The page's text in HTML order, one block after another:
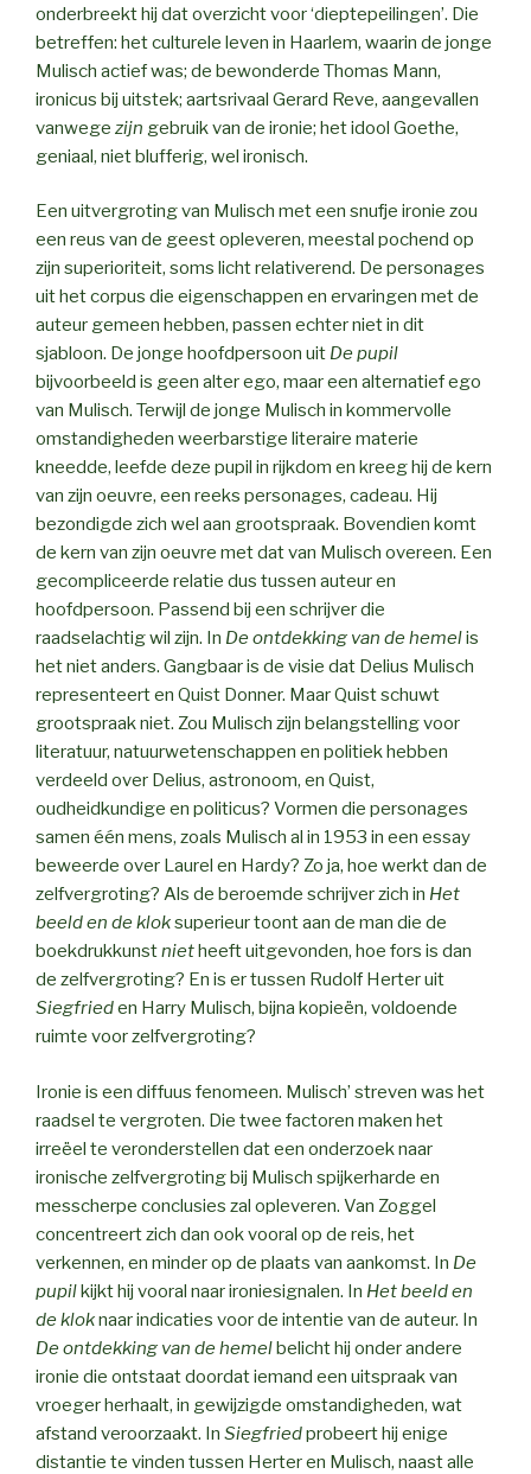
onderbreekt hij dat overzicht voor ‘dieptepeilingen’. Die
betreffen: het culturele leven in Haarlem, waarin de jonge
Mulisch actief was; de bewonderde Thomas Mann,
ironicus bij uitstek; aartsrivaal Gerard Reve, aangevallen
vanwege zijn gebruik van de ironie; het idool Goethe,
geniaal, niet blufferig, wel ironisch.
Een uitvergroting van Mulisch met een snufje ironie zou
een reus van de geest opleveren, meestal pochend op
zijn superioriteit, soms licht relativerend. De personages
uit het corpus die eigenschappen en ervaringen met de
auteur gemeen hebben, passen echter niet in dit
sjabloon. De jonge hoofdpersoon uit De pupil
bijvoorbeeld is geen alter ego, maar een alternatief ego
van Mulisch. Terwijl de jonge Mulisch in kommervolle
omstandigheden weerbarstige literaire materie
kneedde, leefde deze pupil in rijkdom en kreeg hij de kern
van zijn oeuvre, een reeks personages, cadeau. Hij
bezondigde zich wel aan grootspraak. Bovendien komt
de kern van zijn oeuvre met dat van Mulisch overeen. Een
gecompliceerde relatie dus tussen auteur en
hoofdpersoon. Passend bij een schrijver die
raadselachtig wil zijn. In De ontdekking van de hemelis
het niet anders. Gangbaar is de visie dat Delius Mulisch
representeert en Quist Donner. Maar Quist schuwt
grootspraak niet. Zou Mulisch zijn belangstelling voor
literatuur, natuurwetenschappen en politiek hebben
verdeeld over Delius, astronoom, en Quist,
oudheidkundige en politicus? Vormen die personages
samen één mens, zoals Mulisch al in 1953 in een essay
beweerde over Laurel en Hardy? Zo ja, hoe werkt dan de
zelfvergroting? Als de beroemde schrijver zich in Het
beeld en de kloksuperieur toont aan de man die de
boekdrukkunstnietheeft uitgevonden, hoe fors is dan
de zelfvergroting? En is er tussen Rudolf Herter uit
Siegfrieden Harry Mulisch, bijna kopieën, voldoende
ruimte voor zelfvergroting?
Ironie is een diffuus fenomeen. Mulisch’ streven was het
raadsel te vergroten. Die twee factoren maken het
irreëel te veronderstellen dat een onderzoek naar
ironische zelfvergroting bij Mulisch spijkerharde en
messcherpe conclusies zal opleveren. Van Zoggel
concentreert zich dan ook vooral op de reis, het
verkennen, en minder op de plaats van aankomst. In De
pupilkijkt hij vooral naar ironiesignalen. In Het beeld en
de kloknaar indicaties voor de intentie van de auteur. In
De ontdekking van de hemelbelicht hij onder andere
ironie die ontstaat doordat iemand een uitspraak van
vroeger herhaalt, in gewijzigde omstandigheden, wat
afstand veroorzaakt. In Siegfriedprobeert hij enige
distantie te vinden tussen Herter en Mulisch, naast alle